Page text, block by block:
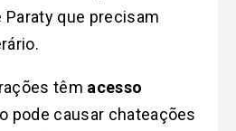
Paraty que precisam
têm acesso
pode causar chateações